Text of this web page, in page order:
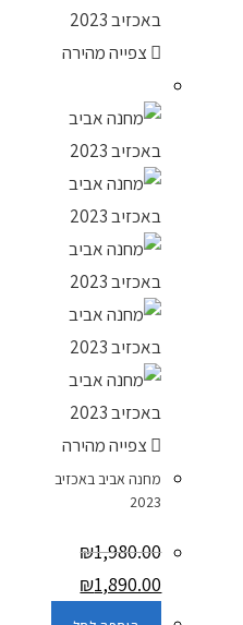
צפייה מהירה
צפייה מהירה
מחנה אביב באכזיב
2023
₪1,980.00
₪1,890.00